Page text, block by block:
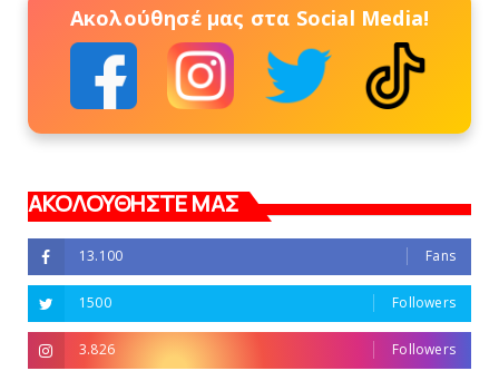
Ακολούθησέ μας στα Social Media!
ΑΚΟΛΟΥΘΗΣΤΕ ΜΑΣ
13.100 Fans
1500 Followers
3.826 Followers